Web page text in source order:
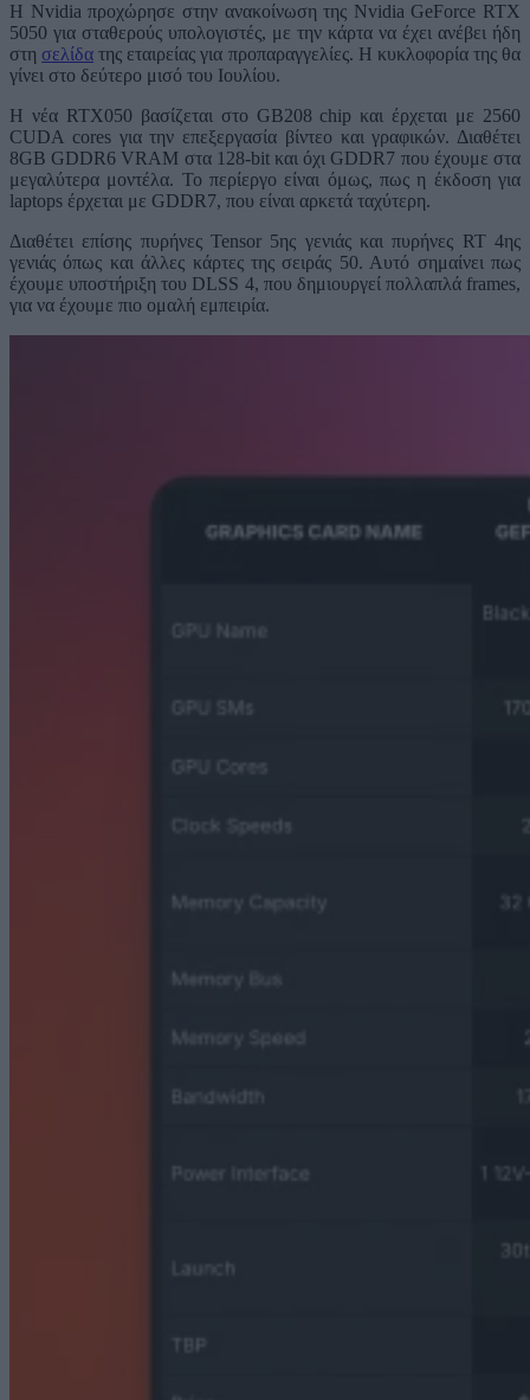
Η Nvidia προχώρησε στην ανακοίνωση της Nvidia GeForce RTX
5050 για σταθερούς υπολογιστές, με την κάρτα να έχει ανέβει ήδη
στη σελίδα της εταιρείας για προπαραγγελίες. Η κυκλοφορία της θα
γίνει στο δεύτερο μισό του Ιουλίου.
Η νέα RTX050 βασίζεται στο GΒ208 chip και έρχεται με 2560
CUDA cores για την επεξεργασία βίντεο και γραφικών. Διαθέτει
8GB GDDR6 VRAM στα 128-bit και όχι GDDR7 που έχουμε στα
μεγαλύτερα μοντέλα. Το περίεργο είναι όμως, πως η έκδοση για
laptops έρχεται με GDDR7, που είναι αρκετά ταχύτερη.
Διαθέτει επίσης πυρήνες Tensor 5ης γενιάς και πυρήνες RT 4ης
γενιάς όπως και άλλες κάρτες της σειράς 50. Αυτό σημαίνει πως
έχουμε υποστήριξη του DLSS 4, που δημιουργεί πολλαπλά frames,
για να έχουμε πιο ομαλή εμπειρία.